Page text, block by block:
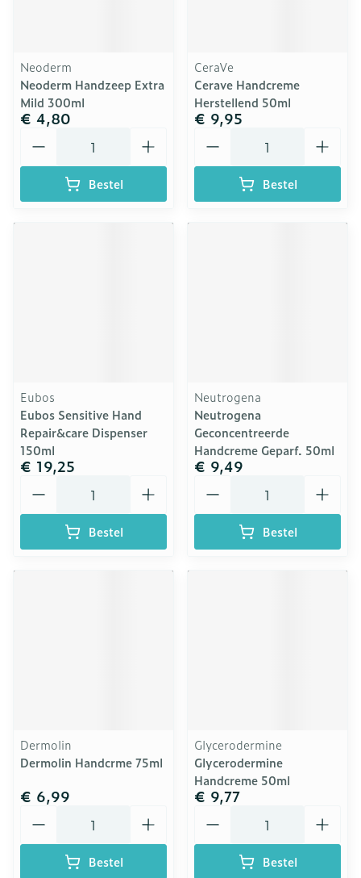
Neoderm
Neoderm Handzeep Extra
Mild 300ml
€ 4,80
Bestel
CeraVe
Cerave Handcreme
Herstellend 50ml
€ 9,95
Bestel
Eubos
Eubos Sensitive Hand
Repair&care Dispenser
150ml
€ 19,25
Bestel
Neutrogena
Neutrogena
Geconcentreerde
Handcreme Geparf. 50ml
€ 9,49
Bestel
Dermolin
Dermolin Handcrme 75ml
€ 6,99
Bestel
Glycerodermine
Glycerodermine
Handcreme 50ml
€ 9,77
Bestel